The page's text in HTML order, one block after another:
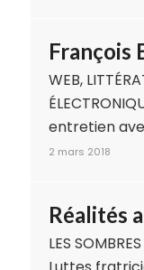
François
WEB,
entretien
2 mars 2018
Réalités
LES